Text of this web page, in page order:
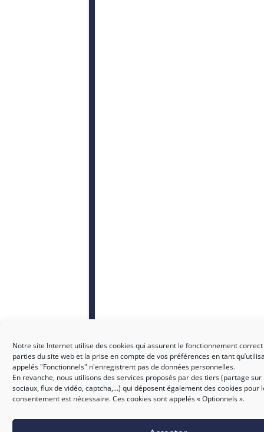
Notre site Internet utilise des cookies qui assurent le fonctionnement
parties du site web et la prise en compte de vos préférences en tant
appelés "Fonctionnels" n'enregistrent pas de données personnelles.
En revanche, nous utilisons des services proposés par des tiers (partage sur
sociaux, flux de vidéo, captcha,...) qui déposent également des cookies pour
consentement est nécessaire. Ces cookies sont appelés « Optionnels ».